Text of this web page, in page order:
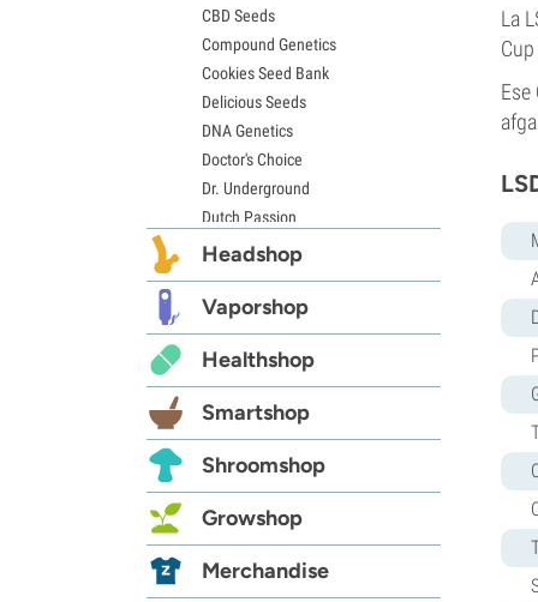
La
CBD Seeds
Compound Genetics
Cookies Seed Bank
Delicious Seeds
DNA Genetics
Doctor's Choice
Dr. Underground
Dutch Passion
Elite Seeds
Exotic Seed
Expert Seeds
FastBuds
Female Seeds
French Touch Seeds
Garden of Green
GeneSeeds
G13 Labs
Grass-O-Matic
Headshop
Vaporshop
Healthshop
Smartshop
Shroomshop
Growshop
Merchandise